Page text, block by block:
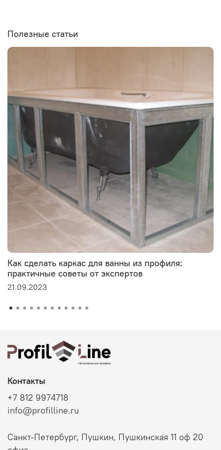
Полезные статьи
Как сделать каркас для ванны из профиля:
практичные советы от экспертов
21.09.2023
Контакты
+7 812 9974718
info@profilline.ru
Санкт-Петербург, Пушкин, Пушкинская 11 оф 20